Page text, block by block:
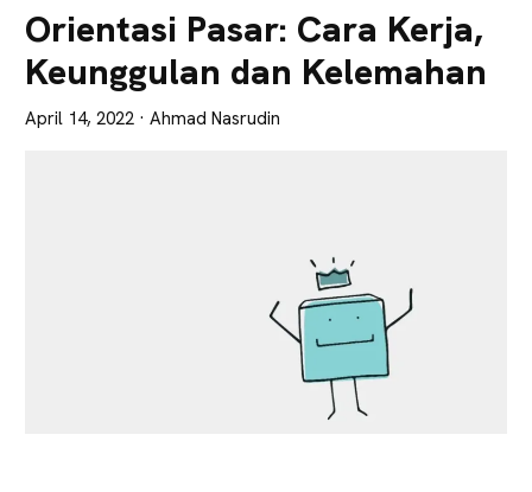
Tajam
Orientasi Pasar: Cara Kerja,
Keunggulan dan Kelemahan
April 14, 2022 · Ahmad Nasrudin